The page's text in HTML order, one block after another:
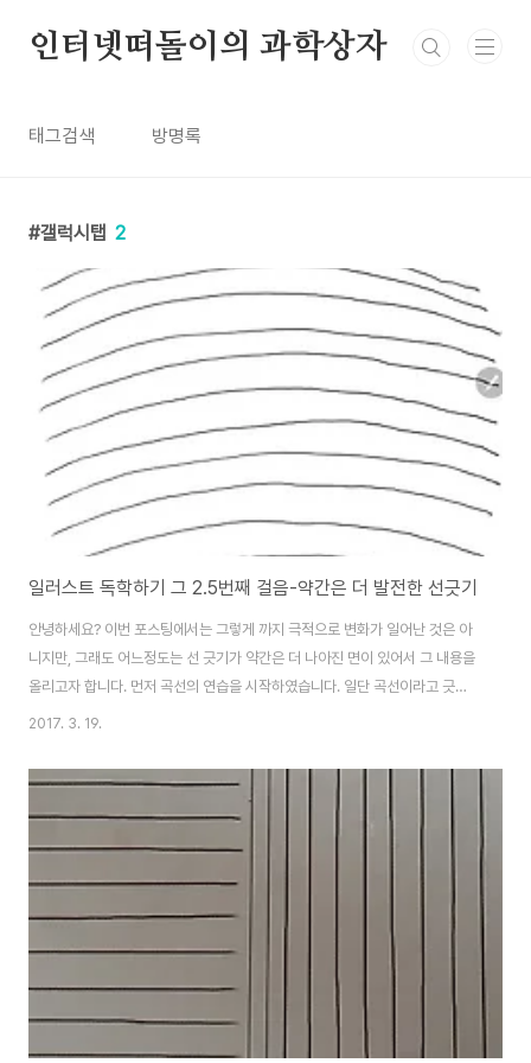
인터넷떠돌이의 과학상자
태그검색 방명록
갤럭시탭 2
일러스트 독학하기 그 2.5번째 걸음-약간은 더 발전한 선긋기
안녕하세요? 이번 포스팅에서는 그렇게 까지 극적으로 변화가 일어난 것은 아
니지만, 그래도 어느정도는 선 긋기가 약간은 더 나아진 면이 있어서 그 내용을
올리고자 합니다. 먼저 곡선의 연습을 시작하였습니다. 일단 곡선이라고 긋기
는 하였습니다만, 처음에는 거의 직선에 가깝게 나오면서 나오는 것을 볼 수 있
이기는 합니다. 무언가 곡선이 그려지기는 했는데, 한 쪽으로 기울어져 있는 상
태로 그어지고 있는 듯 합니다만, 이건 순전히 연습을 통해서 극복하는 수 밖에
없다는 생각이 들기는 합니다. 다만 그리면서 한가지 깨달은 것이 있는데, 손의
자세입니다. 디지타이져 펜을 수직으로 세워서 잡은 다음, 펜을 쥔 오른손을 갤
럭시 탭의 화면에다가..
2017. 3. 19.